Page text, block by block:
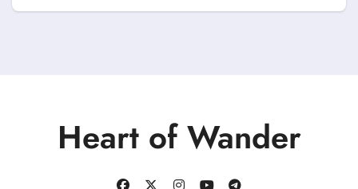
Heart of Wander